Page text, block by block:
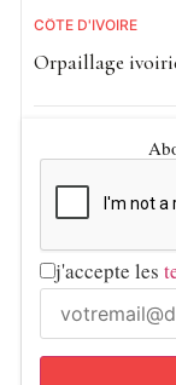
CÔTE D'IVOIRE
Orpaillage
j'accepte les